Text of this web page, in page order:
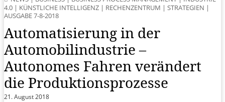
4.0 | KÜNSTLICHE INTELLIGENZ | RECHENZENTRUM | STRATEGIEN |
AUSGABE 7-8-2018
Automatisierung in der
Automobilindustrie –
Autonomes Fahren verändert
die Produktions­prozesse
21. August 2018